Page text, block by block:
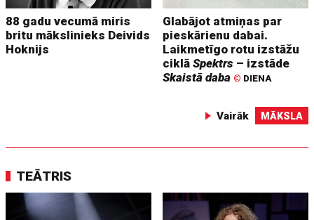
88 gadu vecumā miris
britu mākslinieks Deivids
Hoknijs
Glabājot atmiņas par
pieskārienu dabai.
Laikmetīgo rotu izstāžu
ciklāSpektrs – izstāde
Skaistā daba © DIENA
Vairāk MĀKSLA
TEĀTRIS